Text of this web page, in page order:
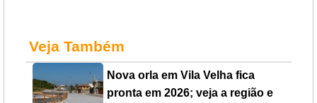
Veja Também
Nova orla em Vila Velha fica
pronta em 2026; veja a região e